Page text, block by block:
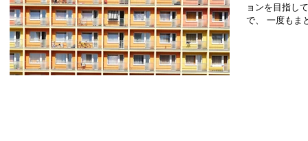
ョンを目指し
で、 一度もまともな大規模修繕工事が実施されず、 屋上や